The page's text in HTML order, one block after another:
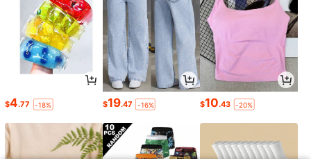
$4.77 -18% $19.47 -16% $10.43 -20%